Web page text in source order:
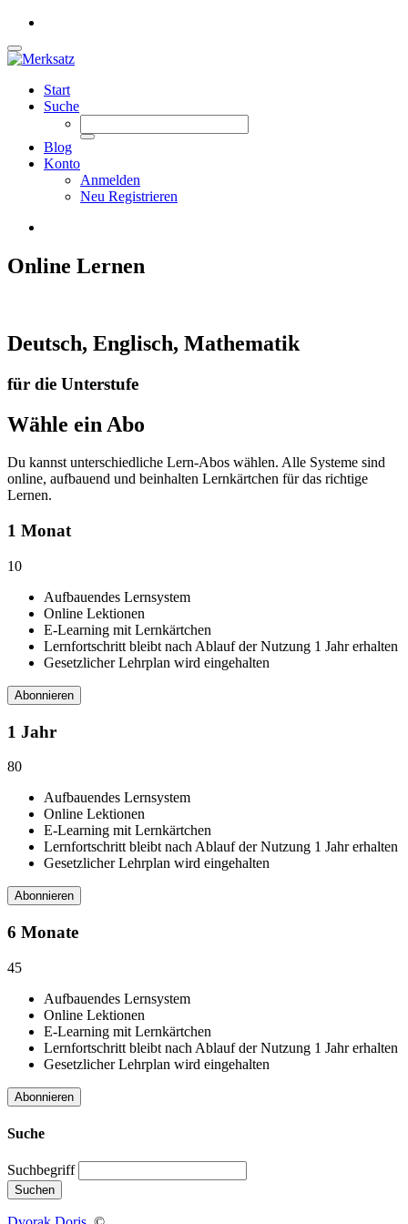
Start
Suche
Blog
Konto
Anmelden
Neu Registrieren
Online Lernen
Deutsch, Englisch, Mathematik
für die Unterstufe
Wähle ein Abo
Du kannst unterschiedliche Lern-Abos wählen. Alle Systeme sind
online, aufbauend und beinhalten Lernkärtchen für das richtige
Lernen.
1 Monat
10
Aufbauendes Lernsystem
Online Lektionen
E-Learning mit Lernkärtchen
Lernfortschritt bleibt nach Ablauf der Nutzung 1 Jahr erhalten
Gesetzlicher Lehrplan wird eingehalten
Abonnieren
1 Jahr
80
Aufbauendes Lernsystem
Online Lektionen
E-Learning mit Lernkärtchen
Lernfortschritt bleibt nach Ablauf der Nutzung 1 Jahr erhalten
Gesetzlicher Lehrplan wird eingehalten
Abonnieren
6 Monate
45
Aufbauendes Lernsystem
Online Lektionen
E-Learning mit Lernkärtchen
Lernfortschritt bleibt nach Ablauf der Nutzung 1 Jahr erhalten
Gesetzlicher Lehrplan wird eingehalten
Abonnieren
Suche
Suchbegriff
Suchen